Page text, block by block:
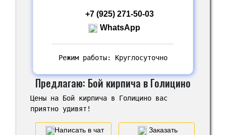
+7 (925) 271-50-03
WhatsApp
Режим работы: Круглосуточно
Предлагаю: Бой кирпича в Голицино
Цены на Бой кирпича в Голицино вас
приятно удивят!
Написать в чат Заказать